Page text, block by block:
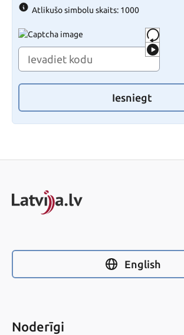
Atlikušo simbolu skaits: 1000
Iesniegt
English
Noderīgi